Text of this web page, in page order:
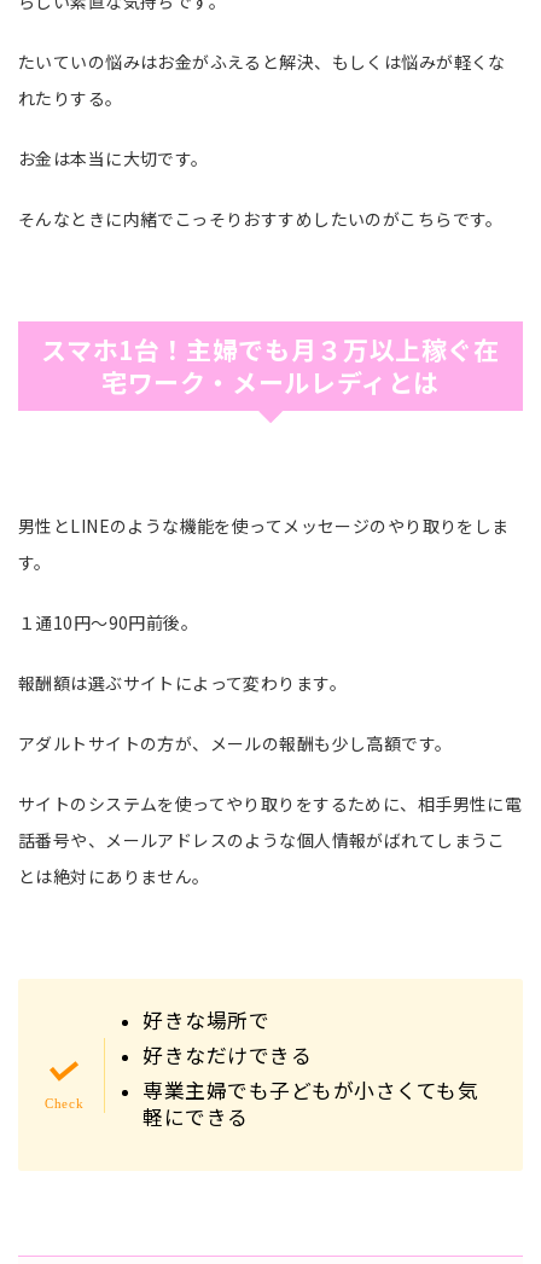
たいていの悩みはお金がふえると解決、もしくは悩みが軽くな
れたりする。
お金は本当に大切です。
そんなときに内緒でこっそりおすすめしたいのがこちらです。
スマホ1台！主婦でも月３万以上稼ぐ在
宅ワーク・メールレディとは
男性とLINEのような機能を使ってメッセージのやり取りをしま
す。
１通10円～90円前後。
報酬額は選ぶサイトによって変わります。
アダルトサイトの方が、メールの報酬も少し高額です。
サイトのシステムを使ってやり取りをするために、相手男性に電
話番号や、メールアドレスのような個人情報がばれてしまうこ
とは絶対にありません。
好きな場所で
好きなだけできる
専業主婦でも子どもが小さくても気
軽にできる